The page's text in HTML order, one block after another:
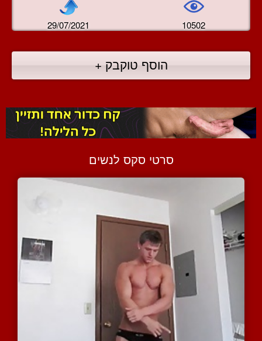
29/07/2021 10502
הוסף טוקבק +
סרטי סקס לנשים